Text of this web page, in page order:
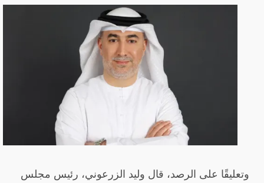
وتعليقًا على الرصد، قال وليد الزرعوني، رئيس مجلس